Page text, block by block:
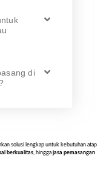
di
solusi lengkap untuk kebutuhan atap
berkualitas , hingga jasa pemasangan